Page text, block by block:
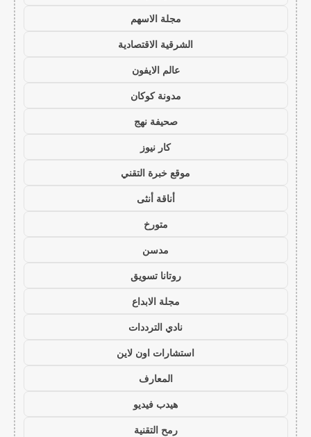
مجلة الاسهم
الشرقية الاقتصادية
عالم الايفون
مدونة كوكان
صحيفة نهج
كار نيوز
موقع خبرة التقني
أناقة أنثى
متورخ
مدسن
روتانا تسويق
مجلة الابداع
نادي الترددات
استشارات اون لاين
المعارف
هيدب فيديو
رمح التقنية